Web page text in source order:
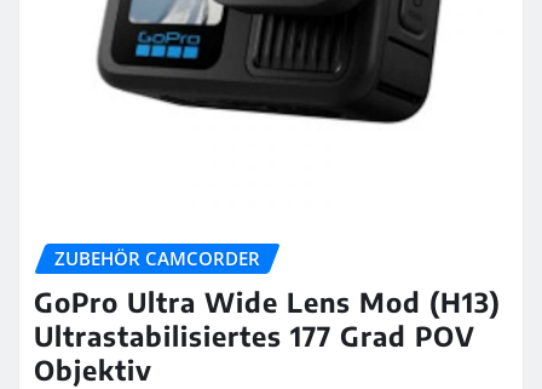
ZUBEHÖR CAMCORDER
GoPro Ultra Wide Lens Mod (H13)
Ultrastabilisiertes 177 Grad POV
Objektiv